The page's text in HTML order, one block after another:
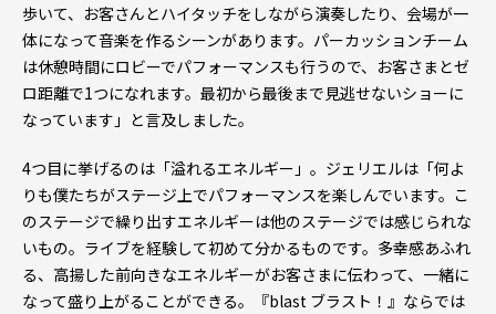
歩いて、お客さんとハイタッチをしながら演奏したり、会場が一
体になって音楽を作るシーンがあります。パーカッションチーム
は休憩時間にロビーでパフォーマンスも行うので、お客さまとゼ
ロ距離で1つになれます。最初から最後まで見逃せないショーに
なっています」と言及しました。
4つ目に挙げるのは「溢れるエネルギー」。ジェリエルは「何よ
りも僕たちがステージ上でパフォーマンスを楽しんでいます。こ
のステージで繰り出すエネルギーは他のステージでは感じられな
いもの。ライブを経験して初めて分かるものです。多幸感あふれ
る、高揚した前向きなエネルギーがお客さまに伝わって、一緒に
なって盛り上がることができる。『blast ブラスト！』ならでは